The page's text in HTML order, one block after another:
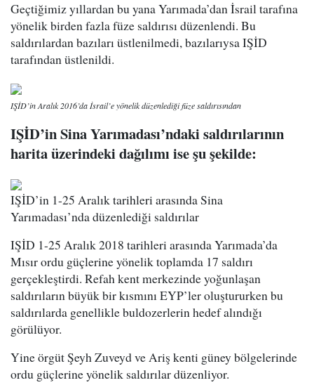
Geçtiğimiz yıllardan bu yana Yarımada’dan İsrail tarafına
yönelik birden fazla füze saldırısı düzenlendi. Bu
saldırılardan bazıları üstlenilmedi, bazılarıysa IŞİD
tarafından üstlenildi.
IŞİD’in Aralık 2016’da İsrail’e yönelik düzenlediği füze saldırısından
IŞİD’in Sina Yarımadası’ndaki saldırılarının
harita üzerindeki dağılımı ise şu şekilde:
IŞİD’in 1-25 Aralık tarihleri arasında Sina
Yarımadası’nda düzenlediği saldırılar
IŞİD 1-25 Aralık 2018 tarihleri arasında Yarımada’da
Mısır ordu güçlerine yönelik toplamda 17 saldırı
gerçekleştirdi. Refah kent merkezinde yoğunlaşan
saldırıların büyük bir kısmını EYP’ler oluştururken bu
saldırılarda genellikle buldozerlerin hedef alındığı
görülüyor.
Yine örgüt Şeyh Zuveyd ve Ariş kenti güney bölgelerinde
ordu güçlerine yönelik saldırılar düzenliyor.